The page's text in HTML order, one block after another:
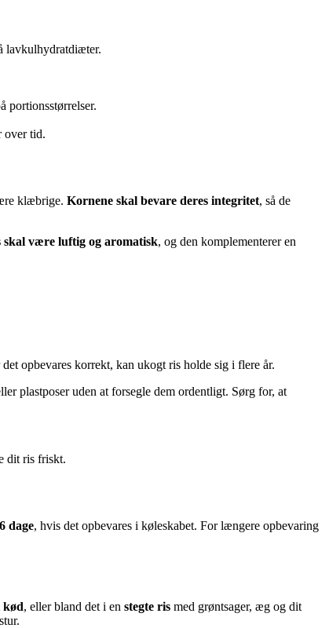
lavkulhydratdiæter.
portionsstørrelser.
over tid.
klæbrige. Kornene skal bevare deres integritet, så de
være luftig og aromatisk, og den komplementerer en
opbevares korrekt, kan ukogt ris holde sig i flere år.
plastposer uden at forsegle dem ordentligt. Sørg for, at
dit ris friskt.
dage, hvis det opbevares i køleskabet. For længere opbevaring
kød, eller bland det i en stegte ris med grøntsager, æg og dit